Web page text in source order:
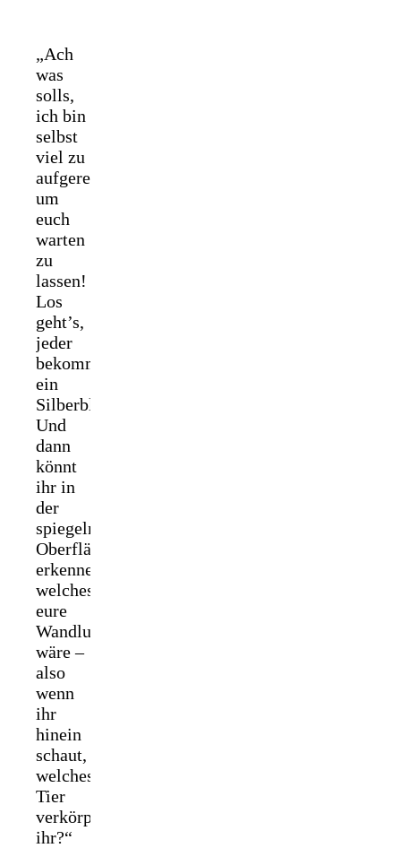
„Ach
was
solls,
ich bin
selbst
viel zu
aufgeregt,
um
euch
warten
zu
lassen!
Los
geht’s,
jeder
bekommt
ein
Silberblatt!
Und
dann
könnt
ihr in
der
spiegelnden
Oberfläche
erkennen,
welches
eure
Wandlungsgestalt
wäre –
also
wenn
ihr
hinein
schaut,
welches
Tier
verkörpert
ihr?“